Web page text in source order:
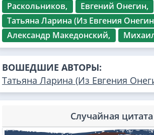
Раскольников,
Евгений Онегин,
Татьяна Ларина (Из Евгения
Александр Македонский,
ВОШЕДШИЕ АВТОРЫ:
Татьяна Ларина (Из Евгения
Случайная цитата